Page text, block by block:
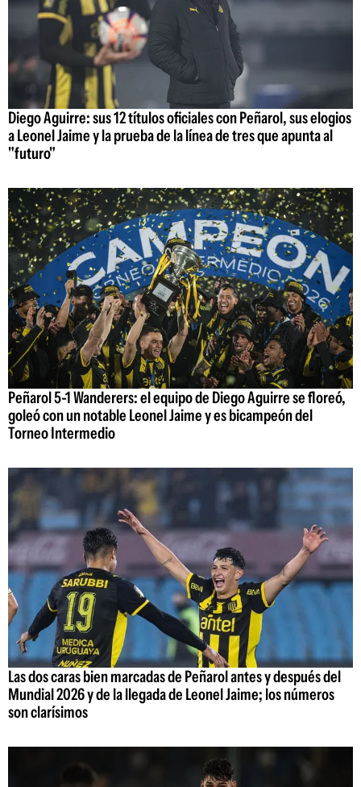
Diego Aguirre: sus 12 títulos oficiales con Peñarol, sus elogios
a Leonel Jaime y la prueba de la línea de tres que apunta al
"futuro"
Peñarol 5-1 Wanderers: el equipo de Diego Aguirre se floreó,
goleó con un notable Leonel Jaime y es bicampeón del
Torneo Intermedio
Las dos caras bien marcadas de Peñarol antes y después del
Mundial 2026 y de la llegada de Leonel Jaime; los números
son clarísimos